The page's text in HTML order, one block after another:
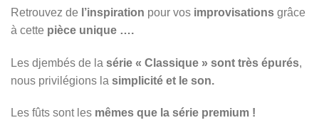
Retrouvez de l’inspiration pour vos improvisations grâce
à cette pièce unique ….
Les djembés de la série « Classique » sont très épurés,
nous privilégions la simplicité et le son.
Les fûts sont les mêmes que la série premium !